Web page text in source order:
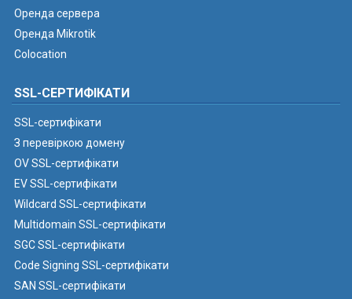
Оренда сервера
Оренда Mikrotik
Colocation
SSL-СЕРТИФІКАТИ
SSL-сертифікати
З перевіркою домену
OV SSL-сертифікати
EV SSL-сертифікати
Wildcard SSL-сертифікати
Multidomain SSL-сертифікати
SGC SSL-сертифікати
Code Signing SSL-сертифікати
SAN SSL-сертифікати